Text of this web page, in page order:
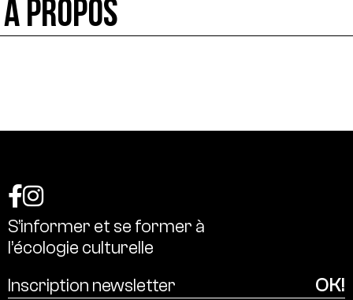
À PROPOS
S’informer et se former à
l’écologie culturelle